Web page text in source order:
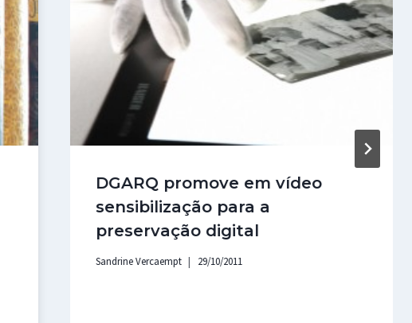
DGARQ promove em vídeo
sensibilização para a
preservação digital
Sandrine Vercaempt 29/10/2011